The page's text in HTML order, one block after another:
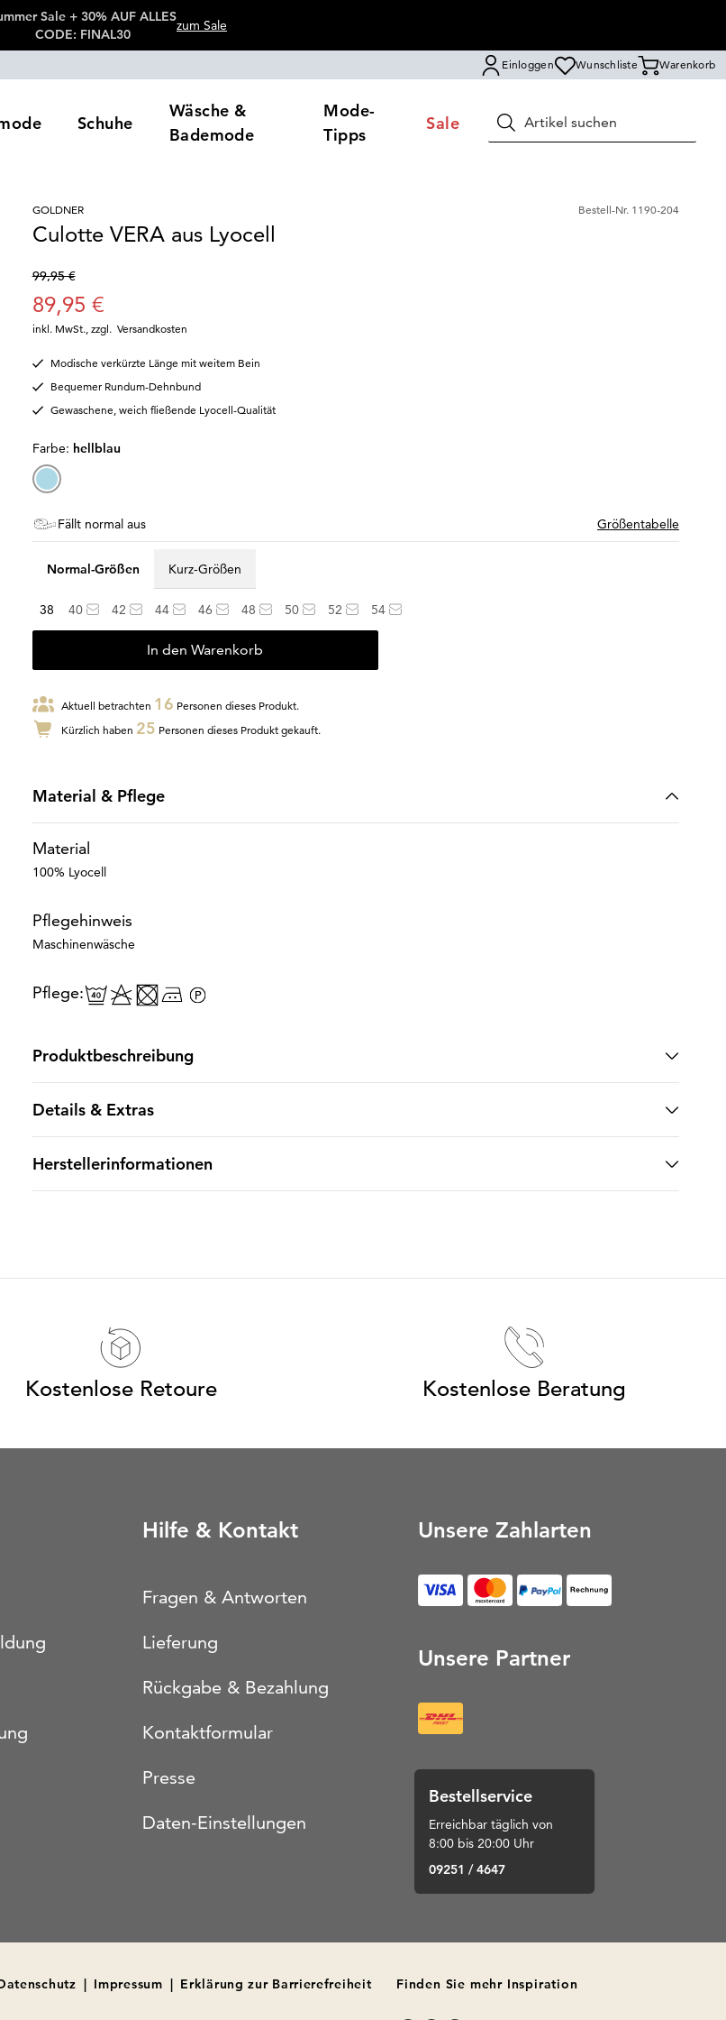
Sale + 30% AUF ALLES
CODE: FINAL30
zum Sale
Einloggen Wunschliste Warenkorb
Schuhe
Wäsche &
Bademode
Mode-
Tipps
Sale Suchen
GOLDNER
Bestell-Nr. 1190-204
Culotte VERA aus Lyocell
99,95 €
89,95 €
inkl. MwSt., zzgl. Versandkosten
Modische verkürzte Länge mit weitem Bein
Bequemer Rundum-Dehnbund
Gewaschene, weich fließende Lyocell-Qualität
Farbe: hellblau
Fällt normal aus Größentabelle
Normal-Größen Kurz-Größen
38 40 42 44 46 48 50 52 54
In den Warenkorb
Aktuell betrachten 16 Personen dieses Produkt.
Kürzlich haben 25 Personen dieses Produkt gekauft.
Material & Pflege
Material
100% Lyocell
Pflegehinweis
Maschinenwäsche
Pflege:
Produktbeschreibung
Details & Extras
Herstellerinformationen
Kostenlose Retoure Kostenlose Beratung
Hilfe & Kontakt
Fragen & Antworten
Lieferung
Rückgabe & Bezahlung
Kontaktformular
Presse
Daten-Einstellungen
Unsere Zahlarten
Unsere Partner
Bestellservice
Erreichbar täglich von
8:00 bis 20:00 Uhr
09251 / 4647
| Impressum | Erklärung zur Barrierefreiheit Finden Sie mehr Inspiration